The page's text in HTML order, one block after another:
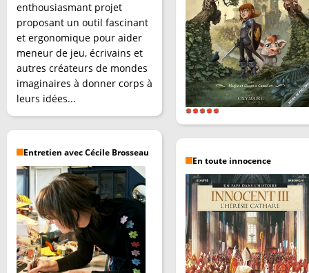
enthousiasmant projet
proposant un outil fascinant
et ergonomique pour aider
meneur de jeu, écrivains et
autres créateurs de mondes
imaginaires à donner corps à
leurs idées...
Entretien avec Cécile Brosseau
En toute innocence